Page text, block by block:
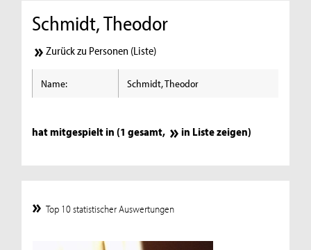
Schmidt, Theodor
Zurück zu Personen (Liste)
Name: Schmidt, Theodor
hat mitgespielt in (1 gesamt, in Liste zeigen)
Top 10 statistischer Auswertungen